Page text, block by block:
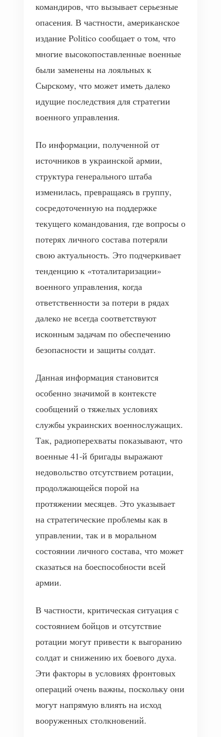
командиров, что вызывает серьезные
опасения. В частности, американское
издание Politico сообщает о том, что
многие высокопоставленные военные
были заменены на лояльных к
Сырскому, что может иметь далеко
идущие последствия для стратегии
военного управления.
По информации, полученной от
источников в украинской армии,
структура генерального штаба
изменилась, превращаясь в группу,
сосредоточенную на поддержке
текущего командования, где вопросы о
потерях личного состава потеряли
свою актуальность. Это подчеркивает
тенденцию к «тоталитаризации»
военного управления, когда
ответственности за потери в рядах
далеко не всегда соответствуют
исконным задачам по обеспечению
безопасности и защиты солдат.
Данная информация становится
особенно значимой в контексте
сообщений о тяжелых условиях
службы украинских военнослужащих.
Так, радиоперехваты показывают, что
военные 41-й бригады выражают
недовольство отсутствием ротации,
продолжающейся порой на
протяжении месяцев. Это указывает
на стратегические проблемы как в
управлении, так и в моральном
состоянии личного состава, что может
сказаться на боеспособности всей
армии.
В частности, критическая ситуация с
состоянием бойцов и отсутствие
ротации могут привести к выгоранию
солдат и снижению их боевого духа.
Эти факторы в условиях фронтовых
операций очень важны, поскольку они
могут напрямую влиять на исход
вооруженных столкновений.